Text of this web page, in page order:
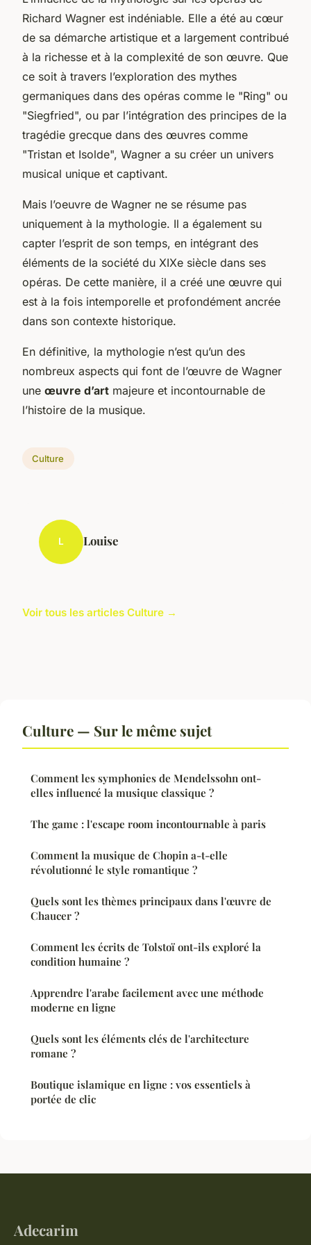
Richard Wagner est indéniable. Elle a été au cœur
de sa démarche artistique et a largement contribué
à la richesse et à la complexité de son œuvre. Que
ce soit à travers l’exploration des mythes
germaniques dans des opéras comme le "Ring" ou
"Siegfried", ou par l’intégration des principes de la
tragédie grecque dans des œuvres comme
"Tristan et Isolde", Wagner a su créer un univers
musical unique et captivant.
Mais l’oeuvre de Wagner ne se résume pas
uniquement à la mythologie. Il a également su
capter l’esprit de son temps, en intégrant des
éléments de la société du XIXe siècle dans ses
opéras. De cette manière, il a créé une œuvre qui
est à la fois intemporelle et profondément ancrée
dans son contexte historique.
En définitive, la mythologie n’est qu’un des
nombreux aspects qui font de l’œuvre de Wagner
une œuvre d’art majeure et incontournable de
l’histoire de la musique.
Culture
L Louise
Voir tous les articles Culture →
Culture — Sur le même sujet
Comment les symphonies de Mendelssohn ont-
elles influencé la musique classique ?
The game : l'escape room incontournable à paris
Comment la musique de Chopin a-t-elle
révolutionné le style romantique ?
Quels sont les thèmes principaux dans l'œuvre de
Chaucer ?
Comment les écrits de Tolstoï ont-ils exploré la
condition humaine ?
Apprendre l'arabe facilement avec une méthode
moderne en ligne
Quels sont les éléments clés de l'architecture
romane ?
Boutique islamique en ligne : vos essentiels à
portée de clic
Adecarim